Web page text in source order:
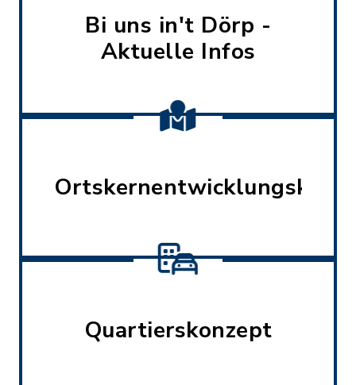
Bi uns in't Dörp -
Aktuelle Infos
Quartierskonzept